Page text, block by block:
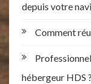
depuis votre
Comment
hébergeur HDS ?